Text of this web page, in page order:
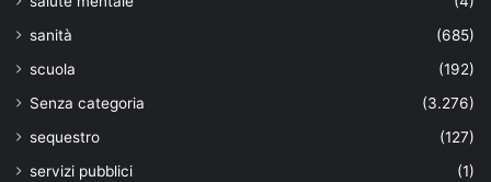
sanità
(685)
scuola
(192)
Senza categoria
(3.276)
sequestro
(127)
servizi pubblici
(1)